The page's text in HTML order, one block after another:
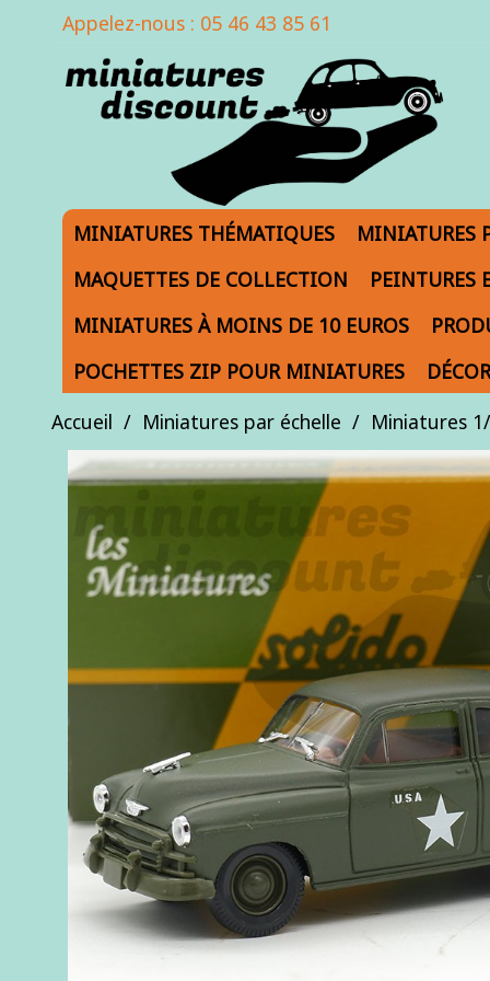
Appelez-nous : 05 46 43 85 61
MINIATURES THÉMATIQUES
MINIATURES
MAQUETTES DE COLLECTION
PEINTURES
MINIATURES À MOINS DE 10 EUROS
POCHETTES ZIP POUR MINIATURES
Accueil
Miniatures par échelle Miniatures